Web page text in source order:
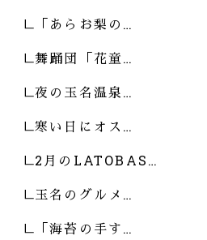
「あらお梨の…
舞踊団「花童…
夜の玉名温泉…
寒い日にオス…
2月のLATOBAS…
玉名のグルメ…
「海苔の手す…